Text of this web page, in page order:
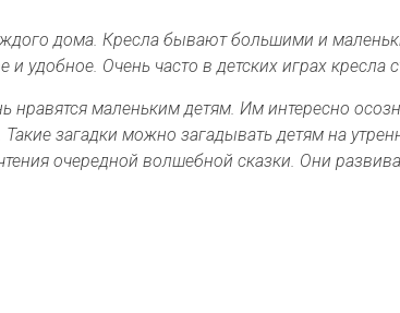
дома. Кресла бывают большими и
и удобное. Очень часто в детских играх
маленьким детям. Им интересно
загадки можно загадывать детям на
очередной волшебной сказки. Они